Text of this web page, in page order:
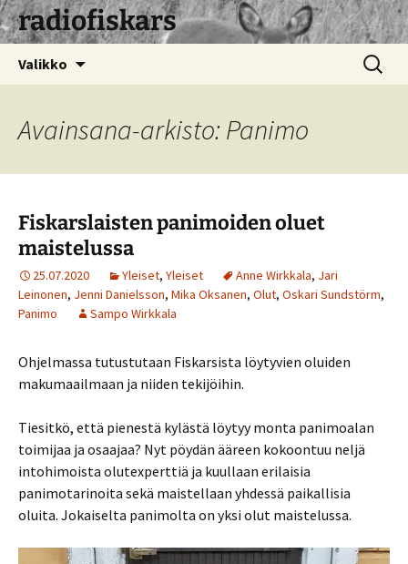
radiofiskars
Valikko Haku:
Avainsana-arkisto: Panimo
Fiskarslaisten panimoiden oluet
maistelussa
25.07.2020 Yleiset, Yleiset Anne Wirkkala, Jari
Leinonen, Jenni Danielsson, Mika Oksanen, Olut, Oskari Sundstörm,
Panimo
Sampo Wirkkala
Ohjelmassa tutustutaan Fiskarsista löytyvien oluiden
makumaailmaan ja niiden tekijöihin.
Tiesitkö, että pienestä kylästä löytyy monta panimoalan
toimijaa ja osaajaa? Nyt pöydän ääreen kokoontuu neljä
intohimoista olutexperttiä ja kuullaan erilaisia
panimotarinoita sekä maistellaan yhdessä paikallisia
oluita. Jokaiselta panimolta on yksi olut maistelussa.